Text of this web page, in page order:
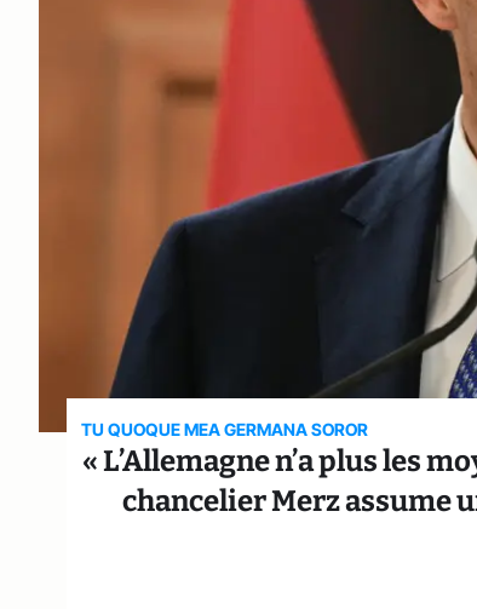
TU QUOQUE MEA GERMANA SOROR
« L’Allemagne n’a plus les
chancelier Merz assume